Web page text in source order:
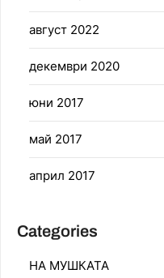
август 2022
декември 2020
юни 2017
май 2017
април 2017
Categories
НА МУШКАТА